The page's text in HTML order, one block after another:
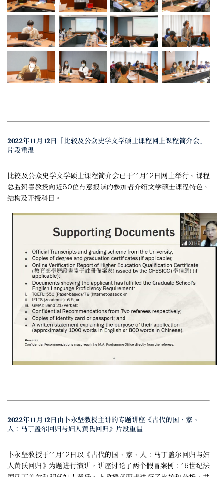
2022年11月12日「比较及公众史学文学硕士课程网上课程简介会」
片段重温
比较及公众史学文学硕士课程简介会已于11月12日网上举行。课程
总监贺喜教授向近80位有意报读的参加者介绍文学硕士课程特色、
结构及开授科目。
2022年11月12日由卜永坚教授主讲的专题讲座《古代的国、家、
人：马丁盖尔回归与妇人黄氏回归》片段重温
卜永坚教授于11月12日以《古代的国、家、人：马丁盖尔回归与妇
人黄氏回归》为题进行演讲。讲座讨论了两个假冒案例：16世纪法